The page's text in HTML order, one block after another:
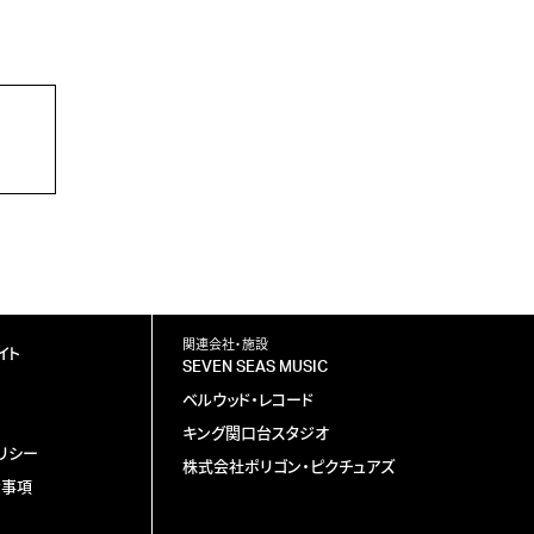
ト
シー
項
関連会社・施設
SEVEN SEAS MUSIC
ベルウッド・レコード
キング関口台スタジオ
株式会社ポリゴン・ピクチュアズ